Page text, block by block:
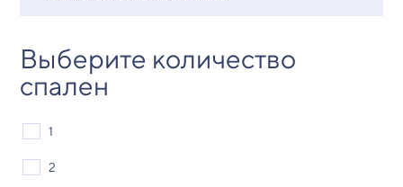
Выберите количество
спален
1
2